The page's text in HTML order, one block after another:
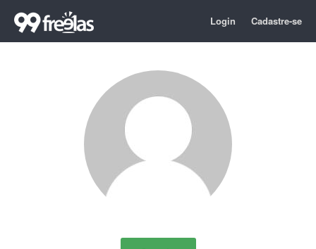
Login Cadastre-se